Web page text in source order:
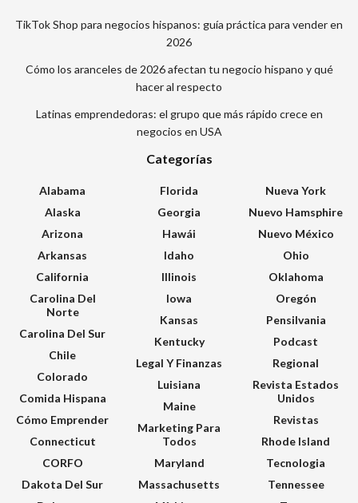
TikTok Shop para negocios hispanos: guía práctica para vender en
2026
Cómo los aranceles de 2026 afectan tu negocio hispano y qué
hacer al respecto
Latinas emprendedoras: el grupo que más rápido crece en
negocios en USA
Categorías
Alabama
Alaska
Arizona
Arkansas
California
Carolina Del
Norte
Carolina Del Sur
Chile
Colorado
Comida Hispana
Cómo Emprender
Connecticut
CORFO
Dakota Del Sur
Florida
Georgia
Hawái
Idaho
Illinois
Iowa
Kansas
Kentucky
Legal Y Finanzas
Luisiana
Maine
Marketing Para
Todos
Maryland
Massachusetts
Nueva York
Nuevo Hamsphire
Nuevo México
Ohio
Oklahoma
Oregón
Pensilvania
Podcast
Regional
Revista Estados
Unidos
Revistas
Rhode Island
Tecnologia
Tennessee